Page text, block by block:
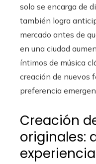
solo se encarga de
también logra
mercado antes de
en una ciudad
íntimos de música
creación de nuevos
preferencia
Creación
originales:
experiencia